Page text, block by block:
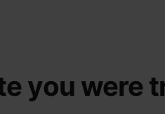
you were